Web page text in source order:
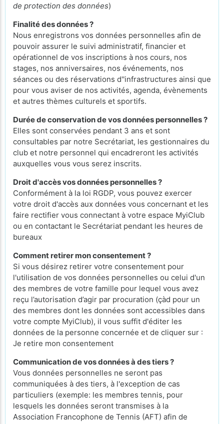
de protection des données)
Finalité des données ?
Nous enregistrons vos données personnelles afin de
pouvoir assurer le suivi administratif, financier et
opérationnel de vos inscriptions à nos cours, nos
stages, nos anniversaires, nos événements, nos
séances ou des réservations d''infrastructures ainsi que
pour vous aviser de nos activités, agenda, évènements
et autres thèmes culturels et sportifs.
Durée de conservation de vos données personnelles ?
Elles sont conservées pendant 3 ans et sont
consultables par notre Secrétariat, les gestionnaires du
club et notre personnel qui encadreront les activités
auxquelles vous vous serez inscrits.
Droit d'accès vos données personnelles ?
Conformément à la loi RGDP, vous pouvez exercer
votre droit d'accès aux données vous concernant et les
faire rectifier vous connectant à votre espace MyiClub
ou en contactant le Secrétariat pendant les heures de
bureaux
Comment retirer mon consentement ?
Si vous désirez retirer votre consentement pour
l'utilisation de vos données personnelles ou celui d'un
des membres de votre famille pour lequel vous avez
reçu l’autorisation d’agir par procuration (çàd pour un
des membres dont les données sont accessibles dans
votre compte MyiClub), il vous suffit d'éditer les
données de la personne concernée et de cliquer sur :
Je retire mon consentement
Communication de vos données à des tiers ?
Vous données personnelles ne seront pas
communiquées à des tiers, à l'exception de cas
particuliers (exemple: les membres tennis, pour
lesquels les données seront transmises à la
Association Francophone de Tennis (AFT) afin de